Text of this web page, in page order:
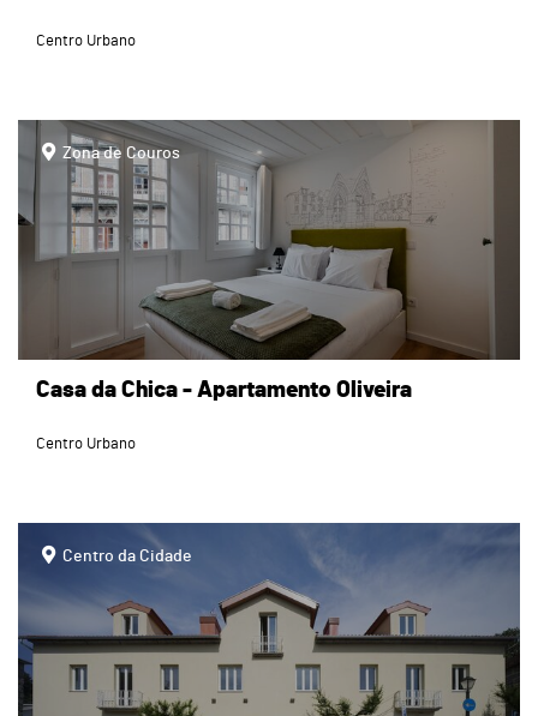
Centro Urbano
page
Zona de Couros
Casa da Chica - Apartamento Oliveira
Centro Urbano
Centro da Cidade